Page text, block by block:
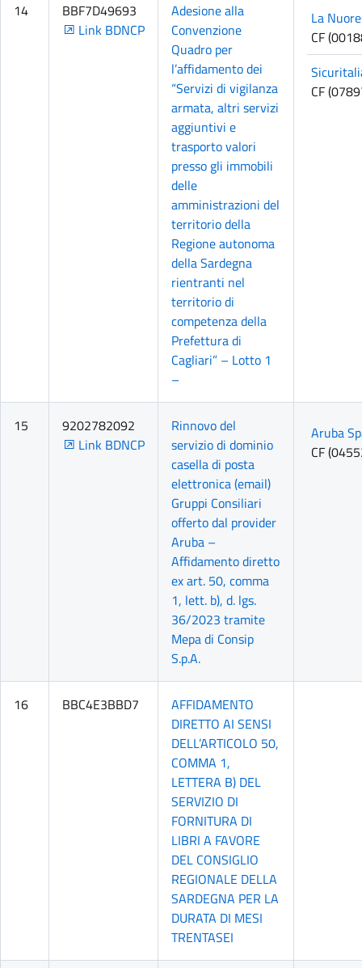
14
BBF7D49693
Link BDNCP
Adesione alla
Convenzione
Quadro per
l’affidamento dei
“Servizi di vigilanza
armata, altri servizi
aggiuntivi e
trasporto valori
presso gli immobili
delle
amministrazioni del
territorio della
Regione autonoma
della Sardegna
rientranti nel
territorio di
competenza della
Prefettura di
Cagliari” – Lotto 1
–
La
CF
CF
15
9202782092
Link BDNCP
Rinnovo del
servizio di dominio
casella di posta
elettronica (email)
Gruppi Consiliari
offerto dal provider
Aruba –
Affidamento diretto
ex art. 50, comma
1, lett. b), d. lgs.
36/2023 tramite
Mepa di Consip
S.p.A.
Aruba
CF
16 BBC4E3BBD7
AFFIDAMENTO
DIRETTO AI SENSI
DELL’ARTICOLO 50,
COMMA 1,
LETTERA B) DEL
SERVIZIO DI
FORNITURA DI
LIBRI A FAVORE
DEL CONSIGLIO
REGIONALE DELLA
SARDEGNA PER LA
DURATA DI MESI
TRENTASEI